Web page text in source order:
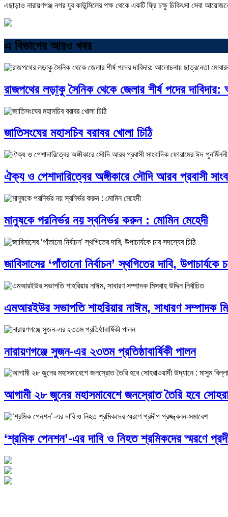
এছাড়াও নারায়ণগঞ্জ নগর যুব কাউন্সিলের পক্ষ থেকে একটি ফ্রি চক্ষু চিকিৎসা সেবা
এ বিভাগের আরও খবর
রাজপথের লড়াকু সৈনিক থেকে জেলার শীর্ষ পদের
জাতিসংঘের মহাসচিব বরাবর খোলা চিঠি
ঐক্য ও পেশাদারিত্বের অঙ্গীকারে সৌদি আরব প্রবাসী
মানুষকে পরনির্ভর নয় স্বনির্ভর করুন : মোমিন মেহেদী
জাবিসাসের ‘পাঁতানো নির্বাচন’ স্থগিতের দাবি, উপাচার্যকে
এমআরইউর সভাপতি শাহরিয়ার নাঈম, সাধারণ সম্পাদক
নারায়ণগঞ্জে সুজন-এর ২৩তম প্রতিষ্ঠাবার্ষিকী পালন
আগামী ২৮ জুনের মহাসমাবেশে জনস্রোত তৈরি হবে
‘শ্রমিক পেনশন’-এর দাবি ও নিহত শ্রমিকদের স্মরণে